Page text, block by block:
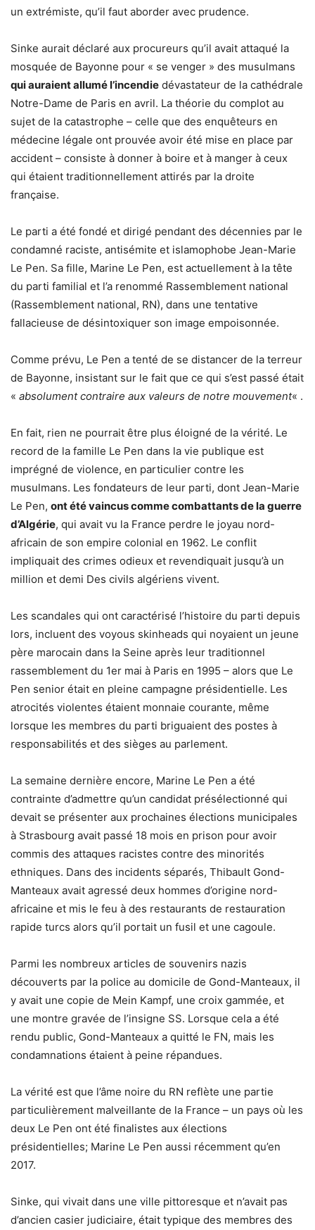
un extrémiste, qu’il faut aborder avec prudence.
Sinke aurait déclaré aux procureurs qu’il avait attaqué la
mosquée de Bayonne pour « se venger » des musulmans
qui auraient allumé l’incendie dévastateur de la cathédrale
Notre-Dame de Paris en avril. La théorie du complot au
sujet de la catastrophe – celle que des enquêteurs en
médecine légale ont prouvée avoir été mise en place par
accident – consiste à donner à boire et à manger à ceux
qui étaient traditionnellement attirés par la droite
française.
Le parti a été fondé et dirigé pendant des décennies par le
condamné raciste, antisémite et islamophobe Jean-Marie
Le Pen. Sa fille, Marine Le Pen, est actuellement à la tête
du parti familial et l’a renommé Rassemblement national
(Rassemblement national, RN), dans une tentative
fallacieuse de désintoxiquer son image empoisonnée.
Comme prévu, Le Pen a tenté de se distancer de la terreur
de Bayonne, insistant sur le fait que ce qui s’est passé était
« absolument contraire aux valeurs de notre mouvement« .
En fait, rien ne pourrait être plus éloigné de la vérité. Le
record de la famille Le Pen dans la vie publique est
imprégné de violence, en particulier contre les
musulmans. Les fondateurs de leur parti, dont Jean-Marie
Le Pen, ont été vaincus comme combattants de la guerre
d’Algérie, qui avait vu la France perdre le joyau nord-
africain de son empire colonial en 1962. Le conflit
impliquait des crimes odieux et revendiquait jusqu’à un
million et demi Des civils algériens vivent.
Les scandales qui ont caractérisé l’histoire du parti depuis
lors, incluent des voyous skinheads qui noyaient un jeune
père marocain dans la Seine après leur traditionnel
rassemblement du 1er mai à Paris en 1995 – alors que Le
Pen senior était en pleine campagne présidentielle. Les
atrocités violentes étaient monnaie courante, même
lorsque les membres du parti briguaient des postes à
responsabilités et des sièges au parlement.
La semaine dernière encore, Marine Le Pen a été
contrainte d’admettre qu’un candidat présélectionné qui
devait se présenter aux prochaines élections municipales
à Strasbourg avait passé 18 mois en prison pour avoir
commis des attaques racistes contre des minorités
ethniques. Dans des incidents séparés, Thibault Gond-
Manteaux avait agressé deux hommes d’origine nord-
africaine et mis le feu à des restaurants de restauration
rapide turcs alors qu’il portait un fusil et une cagoule.
Parmi les nombreux articles de souvenirs nazis
découverts par la police au domicile de Gond-Manteaux, il
y avait une copie de Mein Kampf, une croix gammée, et
une montre gravée de l’insigne SS. Lorsque cela a été
rendu public, Gond-Manteaux a quitté le FN, mais les
condamnations étaient à peine répandues.
La vérité est que l’âme noire du RN reflète une partie
particulièrement malveillante de la France – un pays où les
deux Le Pen ont été finalistes aux élections
présidentielles; Marine Le Pen aussi récemment qu’en
2017.
Sinke, qui vivait dans une ville pittoresque et n’avait pas
d’ancien casier judiciaire, était typique des membres des